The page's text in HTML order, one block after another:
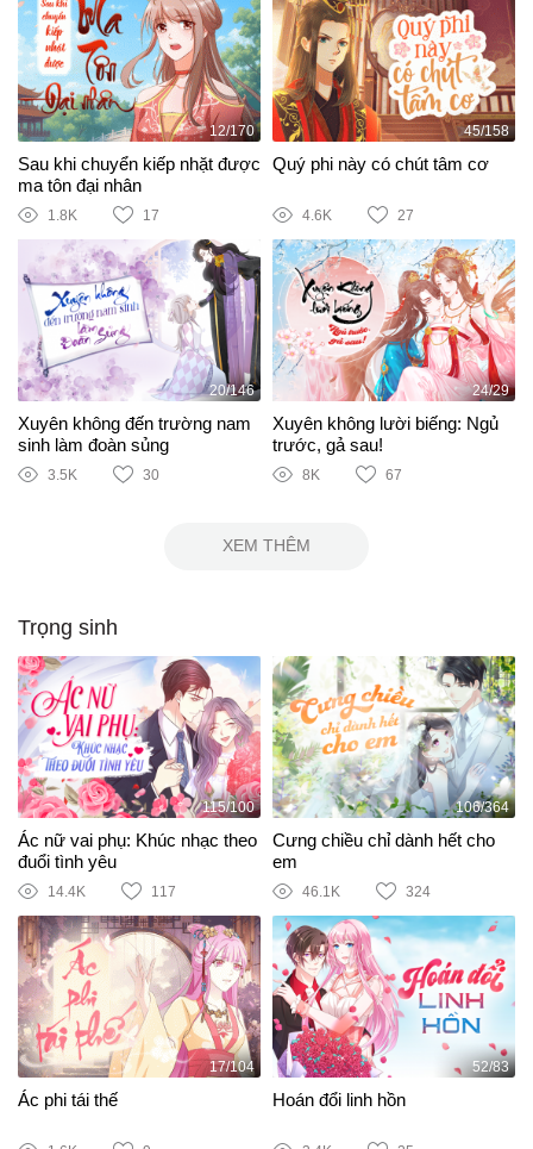
12/170
Sau khi chuyển kiếp nhặt được
ma tôn đại nhân
1.8K 17
45/158
Quý phi này có chút tâm cơ
4.6K 27
20/146
Xuyên không đến trường nam
sinh làm đoàn sủng
3.5K 30
24/29
Xuyên không lười biếng: Ngủ
trước, gả sau!
8K 67
XEM THÊM
Trọng sinh
115/100
Ác nữ vai phụ: Khúc nhạc theo
đuổi tình yêu
14.4K 117
106/364
Cưng chiều chỉ dành hết cho
em
46.1K 324
17/104
Ác phi tái thế
52/83
Hoán đổi linh hồn